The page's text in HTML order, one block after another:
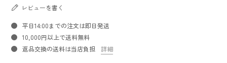
レビューを書く
平日14:00までの注文は即日発送
10,000円以上で送料無料
返品交換の送料は当店負担
詳細